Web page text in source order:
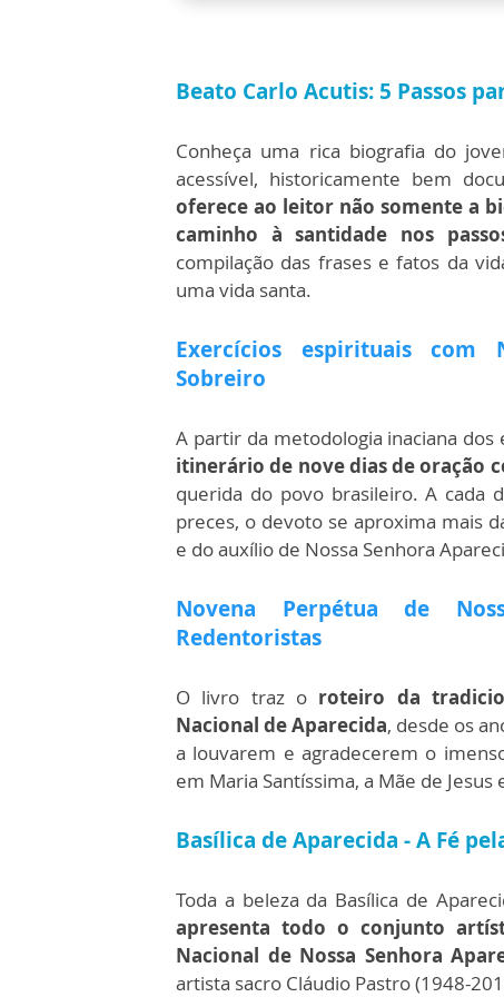
Beato Carlo Acutis: 5 Passos
Conheça uma rica biografia do
acessível, historicamente bem
oferece ao leitor não somente a
caminho à santidade nos
compilação das frases e fatos da
uma vida santa.
Exercícios espirituais com
Sobreiro
A partir da metodologia inaciana
itinerário de nove dias de oração
querida do povo brasileiro. A cada
preces, o devoto se aproxima mais
e do auxílio de Nossa Senhora
Novena Perpétua de
Redentoristas
O livro traz o roteiro da
Nacional de Aparecida, desde os
a louvarem e agradecerem o
em Maria Santíssima, a Mãe de Jesus
Basílica de Aparecida - A Fé
Toda a beleza da Basílica de
apresenta todo o conjunto
Nacional de Nossa Senhora
artista sacro Cláudio Pastro (1948-